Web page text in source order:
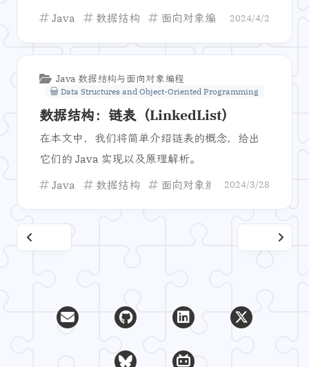
结构的复用。
Java 数据结构 面向对象编程 泛型
2024/4/2
Java 数据结构与面向对象编程
Data Structures and Object-Oriented Programming
数据结构：链表（LinkedList）
在本文中，我们将简单介绍链表的概念，给出
它们的 Java 实现以及原理解析。
Java
数据结构 面向对象编程 链表
2024/3/28